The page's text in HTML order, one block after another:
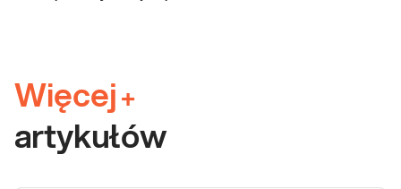
Więcej +
artykułów